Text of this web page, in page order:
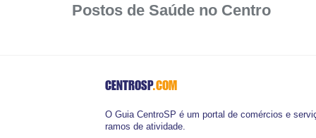
Postos de Saúde no Centro
CENTROSP.COM
O Guia CentroSP é um portal de comércios e
ramos de atividade.